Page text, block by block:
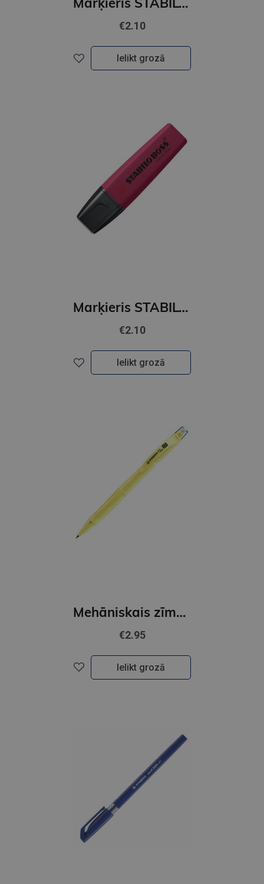
€2.10
Ielikt grozā
Marķieris STABILO BOSS ORIGINAL NatureCOLORS Wildflower, burgundy
€2.10
Ielikt grozā
Mehāniskais zīmulis - Stabilo Fun Max, 0,5 mm
€2.95
Ielikt grozā